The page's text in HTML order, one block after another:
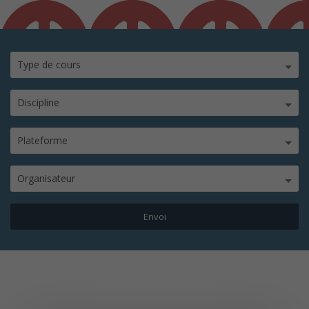
Type de cours
Discipline
Plateforme
Organisateur